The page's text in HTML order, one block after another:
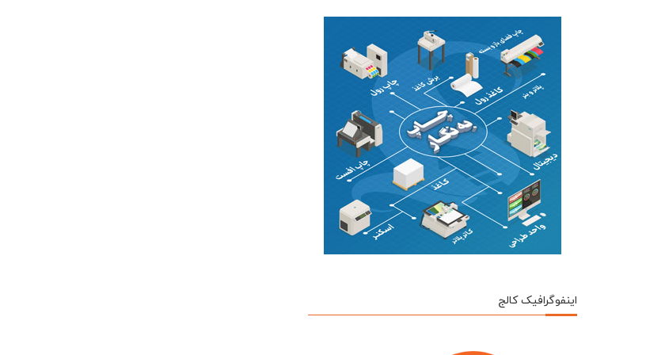
اینفوگرافیک کالج